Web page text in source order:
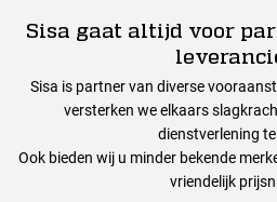
Sisa gaat altijd voor
Sisa is partner van diverse
versterken we elkaars
dienstverlening
Ook bieden wij u minder bekende
vriendelijk